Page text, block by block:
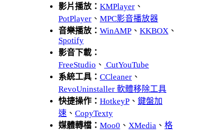
影片播放： KMPlayer 、
PotPlayer 、 MPC影音播放器
音樂播放： WinAMP 、 KKBOX 、
Spotify
影音下載：
FreeStudio 、 CutYouTube
系統工具： CCleaner 、
RevoUninstaller 軟體移除工具
快捷操作： HotkeyP 、 鍵盤加
速 、 CopyTexty
媒體轉檔： Moo0 、 XMedia 、 格